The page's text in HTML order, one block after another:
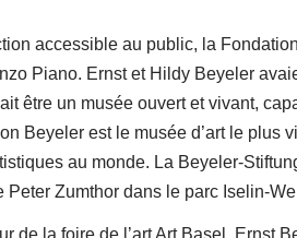
accessible au public, la
Piano. Ernst et Hildy Beyeler
être un musée ouvert et vivant,
Beyeler est le musée d’art le plus
au monde. La Beyeler-
Peter Zumthor dans le parc Iselin-
de la foire de l’art Art Basel, Ernst